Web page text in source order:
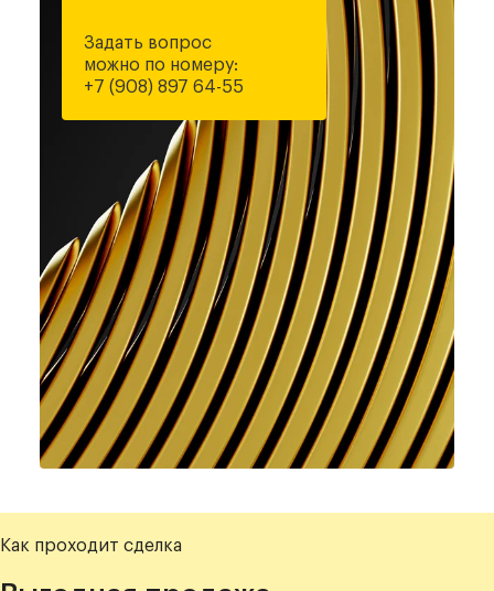
Задать вопрос
можно по номеру:
+7 (908) 897 64-55
Как проходит сделка